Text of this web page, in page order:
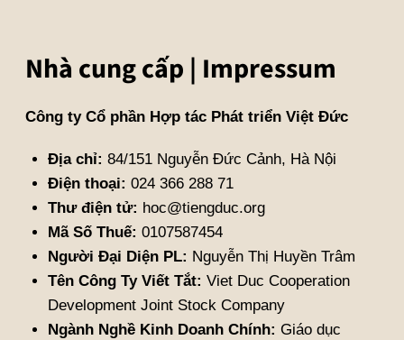
Nhà cung cấp | Impressum
Công ty Cổ phần Hợp tác Phát triển Việt Đức
Địa chỉ: 84/151 Nguyễn Đức Cảnh, Hà Nội
Điện thoại: 024 366 288 71
Thư điện tử: hoc@tiengduc.org
Mã Số Thuế: 0107587454
Người Đại Diện PL: Nguyễn Thị Huyền Trâm
Tên Công Ty Viết Tắt: Viet Duc Cooperation
Development Joint Stock Company
Ngành Nghề Kinh Doanh Chính: Giáo dục